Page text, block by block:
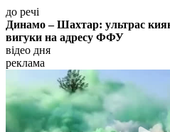
до речі
Динамо – Шахтар: ультрас
вигуки на адресу ФФУ
відео дня
реклама